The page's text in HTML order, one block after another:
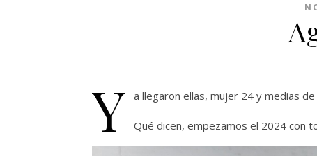
Y a llegaron ellas, mujer 24 y medias
Qué dicen, empezamos el 2024 con